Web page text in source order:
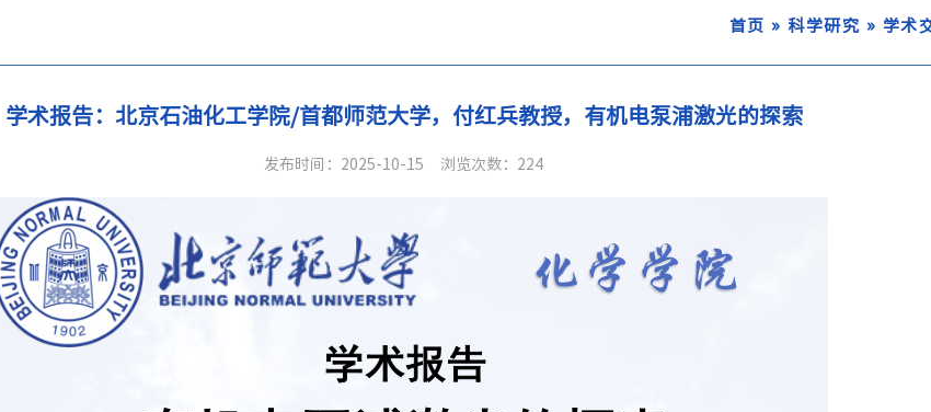
首页 »科学研究 » 学术
学术报告：北京石油化工学院/首都师范大学，付红兵教授，有机电泵浦激光的探索
发布时间：2025-10-15 浏览次数： 224